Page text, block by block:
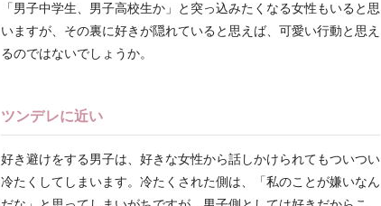
「男子中学生、男子高校生か」と突っ込みたくなる女性もいると思
いますが、その裏に好きが隠れていると思えば、可愛い行動と思え
るのではないでしょうか。
ツンデレに近い
好き避けをする男子は、好きな女性から話しかけられてもついつい
冷たくしてしまいます。冷たくされた側は、「私のことが嫌いなん